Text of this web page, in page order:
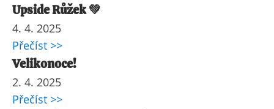
Upside Růžek 💚
4. 4. 2025
Přečíst >>
Velikonoce!
2. 4. 2025
Přečíst >>